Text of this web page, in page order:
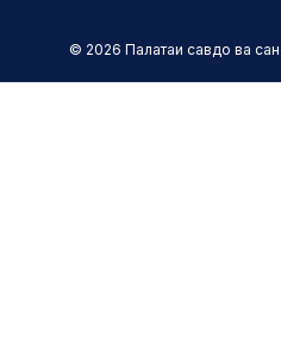
© 2026 Палатаи савдо ва